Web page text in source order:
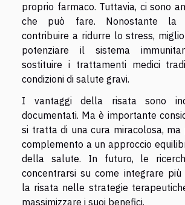
proprio farmaco. Tuttavia, ci sono
che può fare. Nonostante la
contribuire a ridurre lo stress,
potenziare il sistema
sostituire i trattamenti medici
condizioni di salute gravi.
I vantaggi della risata sono
documentati. Ma è importante
si tratta di una cura miracolosa,
complemento a un approccio
della salute. In futuro, le
concentrarsi su come integrare più
la risata nelle strategie
massimizzare i suoi benefici.